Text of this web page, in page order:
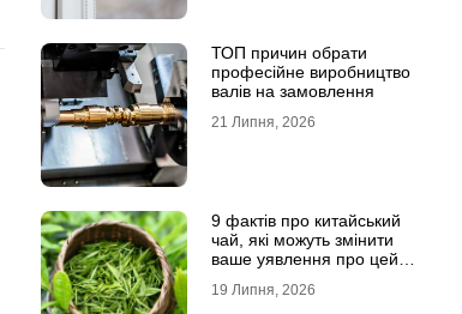
ТОП причин обрати
професійне виробництво
валів на замовлення
21 Липня, 2026
9 фактів про китайський
чай, які можуть змінити
ваше уявлення про цей
19 Липня, 2026